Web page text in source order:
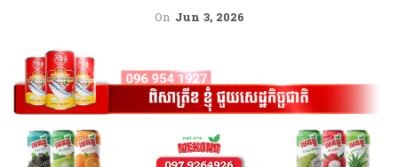
On Jun 3, 2026